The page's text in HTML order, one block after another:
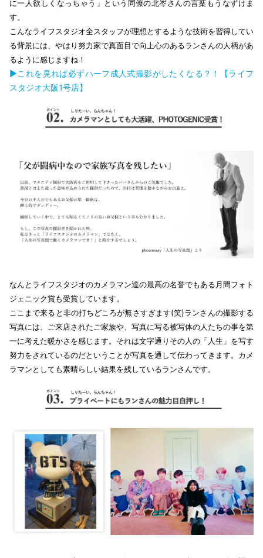
に一人欲しくなっちゃう」という同僚の北岑さんの言葉もうなずけま
す。
こんなライフスタジオ全スタッフが理想とするような技術を習得してい
る背景には、やはり努力家で真面目で向上心のあるランさんの人柄があ
るように感じますね！
▶これを見れば必ずハーフ成人式撮影がしたくなる？！【ライフ
スタジオ大阪1号店】
なんとライフスタジオのカメラマン達の最高の名誉でもある月間フォト
ジェニック賞も受賞しています。
ここまで来ると非の打ちどころが無さすぎます(笑)ランさんの撮影する
写真には、ご来店されたご家族や、写真に写る被写体の人たちの事を第
一に考えた暖かさを感じます。それは文字通りその人の「人生」を写す
努力をされているのだということが写真を通して伝わってきます。カメ
ラマンとしても素晴らしい結果を残しているランさんです。